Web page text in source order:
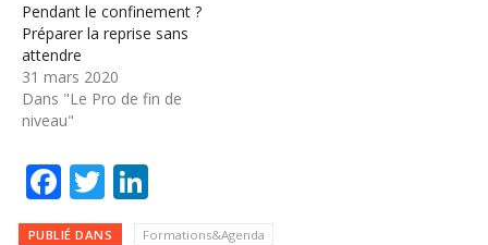
Pendant le confinement ?
Préparer la reprise sans
attendre
31 mars 2020
Dans "Le Pro de fin de
niveau"
Facebook
Twitter
PUBLIÉ DANS
Formations&Agenda